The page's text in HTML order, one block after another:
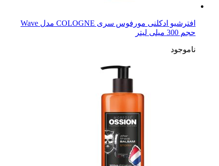
افترشیو ادکلنی مورفوس سری COLOGNE مدل Wave
حجم 300 میلی لیتر
ناموجود